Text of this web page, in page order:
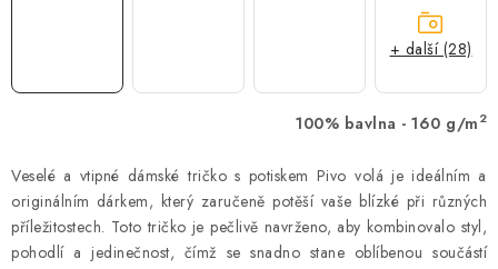
100% bavlna - 160 g/m 2
Veselé a vtipné dámské tričko s potiskem Pivo volá je ideálním a
originálním dárkem, který zaručeně potěší vaše blízké při různých
příležitostech. Toto tričko je pečlivě navrženo, aby kombinovalo styl,
pohodlí a jedinečnost, čímž se snadno stane oblíbenou součástí
+ další (28)